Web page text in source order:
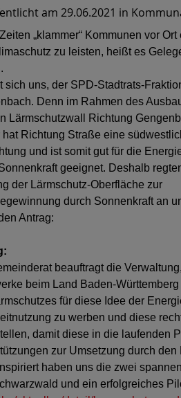
am 29.06.2021 in
„klammer“ Kommunen vor
zu leisten, heißt es
sich uns, der SPD-Stadtrats-
Denn im Rahmen des
Lärmschutzwall Richtung
hat Richtung Straße eine
und ist somit gut für die
geeignet. Deshalb
der Lärmschutz-Oberfläche zur
durch Sonnenkraft an
Antrag:
beauftragt die
beim Land Baden-
für diese Idee der
zu werben und diese
damit diese in die laufenden
zur Umsetzung durch
haben uns die zwei
und ein erfolgreiches